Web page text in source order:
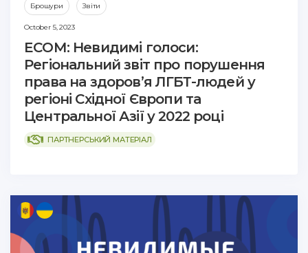
Брошури Звіти
October 5, 2023
ECОМ: Невидимі голоси:
Регіональний звіт про порушення
права на здоров’я ЛГБТ-людей у
регіоні Східної Європи та
Центральної Азії у 2022 році
ПАРТНЕРСЬКИЙ МАТЕРІАЛ